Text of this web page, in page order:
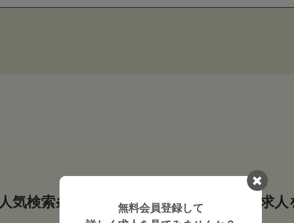
人気検索条件から整体師・セラピストの求人
無料会員登録して